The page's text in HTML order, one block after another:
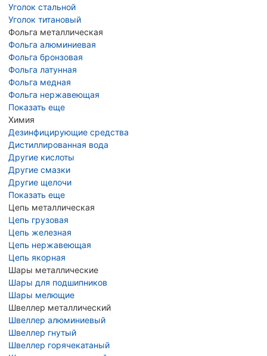
Уголок стальной
Уголок титановый
Фольга металлическая
Фольга алюминиевая
Фольга бронзовая
Фольга латунная
Фольга медная
Фольга нержавеющая
Показать еще
Химия
Дезинфицирующие средства
Дистиллированная вода
Другие кислоты
Другие смазки
Другие щелочи
Показать еще
Цепь металлическая
Цепь грузовая
Цепь железная
Цепь нержавеющая
Цепь якорная
Шары металлические
Шары для подшипников
Шары мелющие
Швеллер металлический
Швеллер алюминиевый
Швеллер гнутый
Швеллер горячекатаный